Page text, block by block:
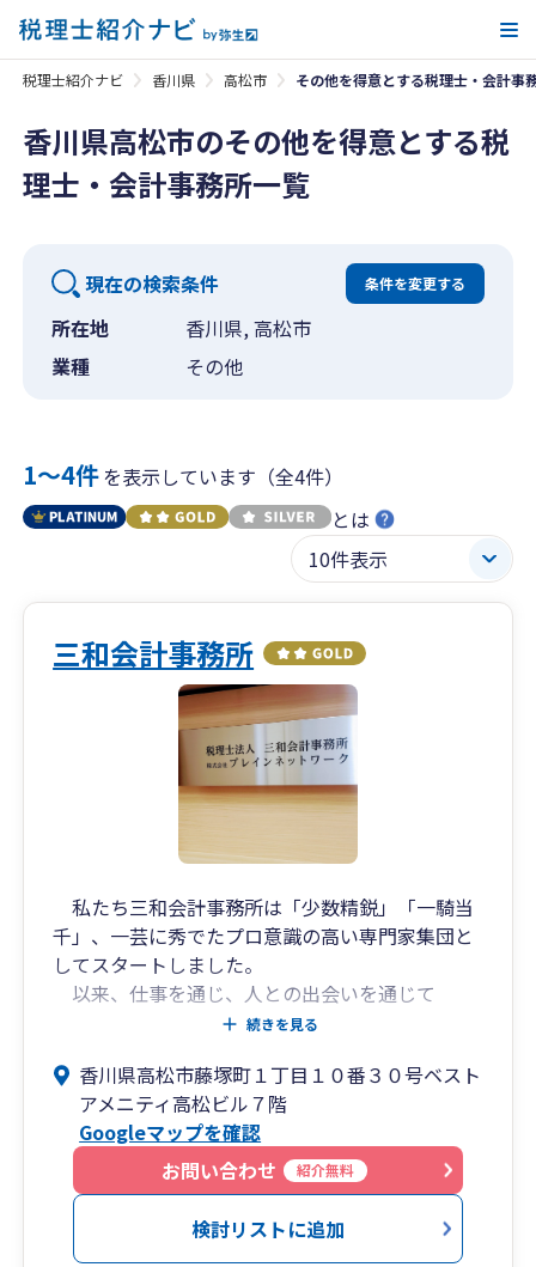
税理士紹介ナビ 香川県 高松市 その他を得意とする税理士・会計事
香川県高松市のその他を得意とする税
理士・会計事務所一覧
現在の検索条件 条件を変更する
所在地
香川県, 高松市
業種
その他
1〜4件を表示しています（全4件）
とは
三和会計事務所
私たち三和会計事務所は「少数精鋭」「一騎当
千」、一芸に秀でたプロ意識の高い専門家集団と
してスタートしました。
以来、仕事を通じ、人との出会いを通じて
「日々是新」を胸に従来の会計事務所のイメージ
と人々が求める新しい会計事務所のカタチを求め
続けてきました。
加えて、仕事としての能力やスキルを高めるだ
けではなく、人としての品格と心の成長も併せて
求め続けてきました。
三和会計事務所では、会計決算業務から法人
税・所得税・消費税・相続税の税務申告書作成の
続きを見る
香川県高松市藤塚町１丁目１０番３０号ベスト
アメニティ高松ビル７階
Googleマップを確認
お問い合わせ
紹介無料
検討リストに追加